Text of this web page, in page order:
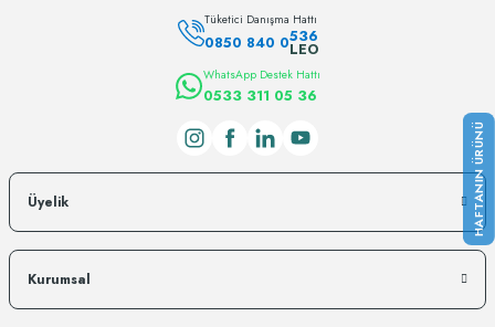
Tüketici Danışma Hattı
0850 840 0536
LEO
WhatsApp Destek Hattı
0533 311 05 36
Üyelik
Kurumsal